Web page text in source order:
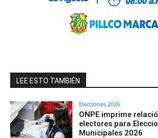
LEE ESTO TAMBIÉN
Elecciones 2026
ONPE imprime
electores para
Municipales 2026